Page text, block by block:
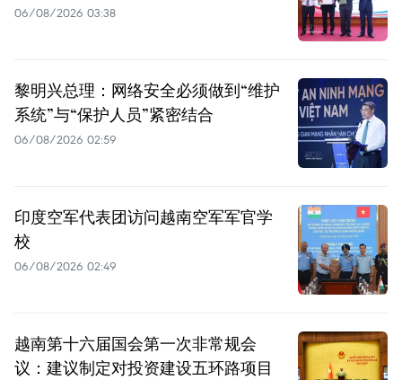
06/08/2026 03:38
黎明兴总理：网络安全必须做到“维护
系统”与“保护人员”紧密结合
06/08/2026 02:59
印度空军代表团访问越南空军军官学
校
06/08/2026 02:49
越南第十六届国会第一次非常规会
议：建议制定对投资建设五环路项目